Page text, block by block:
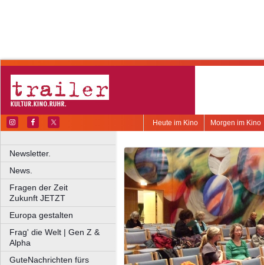
Morgen im Kino
Heute im Kino
Newsletter.
News.
Fragen der Zeit
Zukunft JETZT
Europa gestalten
Frag' die Welt | Gen Z &
Alpha
GuteNachrichten fürs